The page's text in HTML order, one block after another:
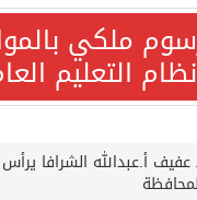
ملكي
نظام التعليم
أ.عبدالله الشرافا